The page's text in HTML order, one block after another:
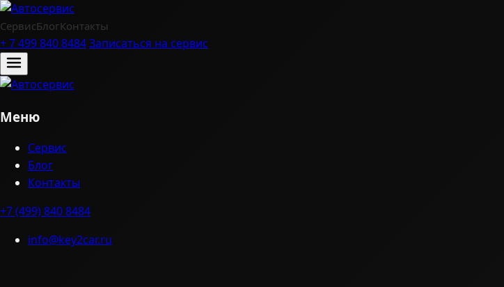
СервисБлогКонтакты
+ 7 499 840 8484Записаться на сервис
Меню
Сервис
Блог
Контакты
+7 (499) 840 8484
info@key2car.ru